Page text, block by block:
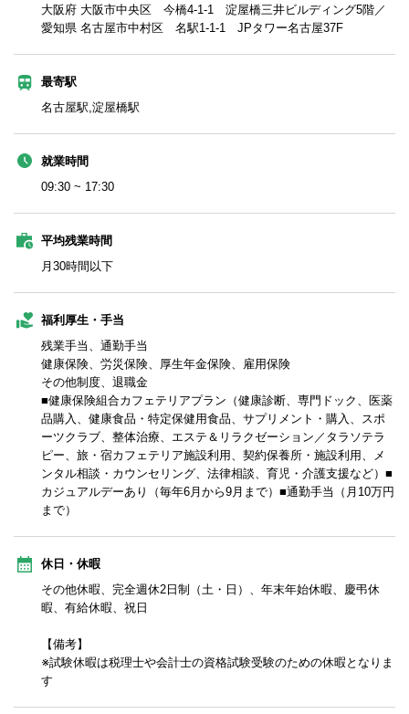
大阪府 大阪市中央区 今橋4-1-1 淀屋橋三井ビルディング5階／
愛知県 名古屋市中村区 名駅1-1-1 JPタワー名古屋37F
最寄駅
名古屋駅,淀屋橋駅
就業時間
09:30 ~ 17:30
平均残業時間
月30時間以下
福利厚生・手当
残業手当、通勤手当
健康保険、労災保険、厚生年金保険、雇用保険
その他制度、退職金
■健康保険組合カフェテリアプラン（健康診断、専門ドック、医薬
品購入、健康食品・特定保健用食品、サプリメント・購入、スポ
ーツクラブ、整体治療、エステ＆リラクゼーション／タラソテラ
ピー、旅・宿カフェテリア施設利用、契約保養所・施設利用、メ
ンタル相談・カウンセリング、法律相談、育児・介護支援など）■
カジュアルデーあり（毎年6月から9月まで）■通勤手当（月10万円
まで）
休日・休暇
その他休暇、完全週休2日制（土・日）、年末年始休暇、慶弔休
暇、有給休暇、祝日
【備考】
※試験休暇は税理士や会計士の資格試験受験のための休暇となりま
す